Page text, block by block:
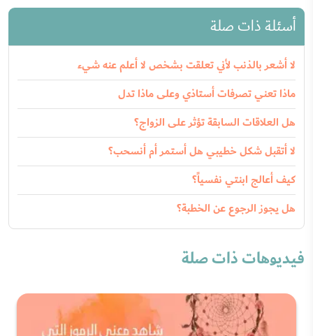
أسئلة ذات صلة
لا أشعر بالذنب لأني تعلقت بشخص لا أعلم عنه شيء
ماذا تعني تصرفات أستاذي وعلى ماذا تدل
هل العلاقات السابقة تؤثر على الزواج؟
لا أتقبل شكل خطيبي هل أستمر أم أنسحب؟
كيف أعالج ابنتي نفسياً؟
هل يجوز الرجوع عن الخطبة؟
فيديوهات ذات صلة